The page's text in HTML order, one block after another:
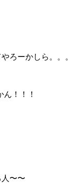
ろーかしら。。。
！！！
〜〜